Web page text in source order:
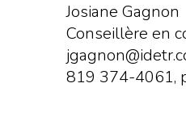
Josiane Gagnon
Conseillère en
819 374-4061,